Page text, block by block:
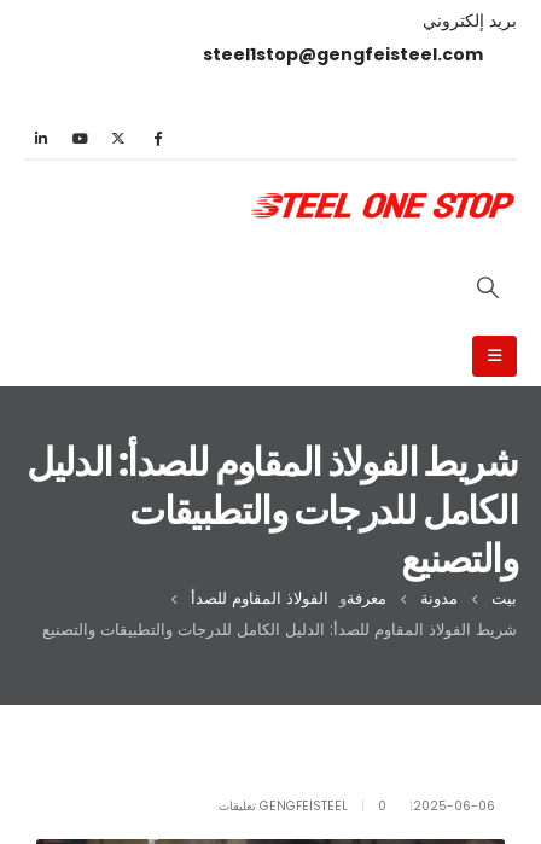
بريد إلكتروني
steel1stop@gengfeisteel.com
شريط الفولاذ المقاوم للصدأ: الدليل
الكامل للدرجات والتطبيقات
والتصنيع
بيت مدونة معرفةو الفولاذ المقاوم للصدأ
شريط الفولاذ المقاوم للصدأ: الدليل الكامل للدرجات والتطبيقات والتصنيع
2025-06-06
GENGFEISTEEL 0 تعليقات